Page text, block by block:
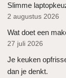
Slimme
2 augustus 2026
Wat doet een
27 juli 2026
Je keuken
dan je denkt.